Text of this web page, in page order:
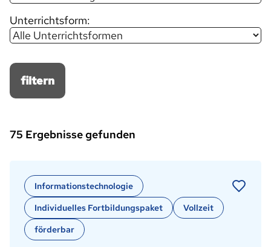
Unterrichtsform:
filtern
75 Ergebnisse gefunden
Informationstechnologie
Individuelles Fortbildungspaket
Vollzeit
förderbar